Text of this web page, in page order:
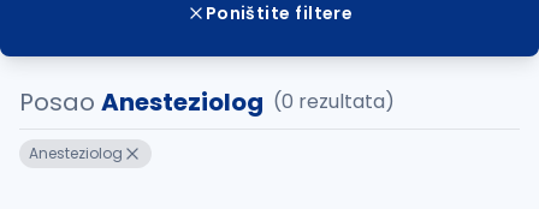
Poništite filtere
Posao Anesteziolog (0 rezultata)
Anesteziolog